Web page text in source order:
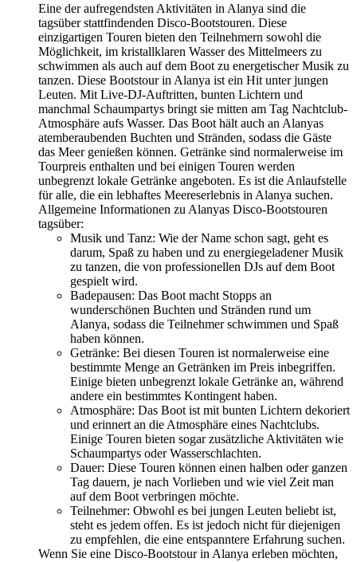
Eine der aufregendsten Aktivitäten in Alanya sind die
tagsüber stattfindenden Disco-Bootstouren. Diese
einzigartigen Touren bieten den Teilnehmern sowohl die
Möglichkeit, im kristallklaren Wasser des Mittelmeers zu
schwimmen als auch auf dem Boot zu energetischer Musik zu
tanzen. Diese Bootstour in Alanya ist ein Hit unter jungen
Leuten. Mit Live-DJ-Auftritten, bunten Lichtern und
manchmal Schaumpartys bringt sie mitten am Tag Nachtclub-
Atmosphäre aufs Wasser. Das Boot hält auch an Alanyas
atemberaubenden Buchten und Stränden, sodass die Gäste
das Meer genießen können. Getränke sind normalerweise im
Tourpreis enthalten und bei einigen Touren werden
unbegrenzt lokale Getränke angeboten. Es ist die Anlaufstelle
für alle, die ein lebhaftes Meereserlebnis in Alanya suchen.
Allgemeine Informationen zu Alanyas Disco-Bootstouren
tagsüber:
Musik und Tanz: Wie der Name schon sagt, geht es
darum, Spaß zu haben und zu energiegeladener Musik
zu tanzen, die von professionellen DJs auf dem Boot
gespielt wird.
Badepausen: Das Boot macht Stopps an
wunderschönen Buchten und Stränden rund um
Alanya, sodass die Teilnehmer schwimmen und Spaß
haben können.
Getränke: Bei diesen Touren ist normalerweise eine
bestimmte Menge an Getränken im Preis inbegriffen.
Einige bieten unbegrenzt lokale Getränke an, während
andere ein bestimmtes Kontingent haben.
Atmosphäre: Das Boot ist mit bunten Lichtern dekoriert
und erinnert an die Atmosphäre eines Nachtclubs.
Einige Touren bieten sogar zusätzliche Aktivitäten wie
Schaumpartys oder Wasserschlachten.
Dauer: Diese Touren können einen halben oder ganzen
Tag dauern, je nach Vorlieben und wie viel Zeit man
auf dem Boot verbringen möchte.
Teilnehmer: Obwohl es bei jungen Leuten beliebt ist,
steht es jedem offen. Es ist jedoch nicht für diejenigen
zu empfehlen, die eine entspanntere Erfahrung suchen.
Wenn Sie eine Disco-Bootstour in Alanya erleben möchten,